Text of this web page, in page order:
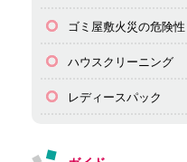
ゴミ屋敷火災の危険性
ハウスクリーニング
レディースパック